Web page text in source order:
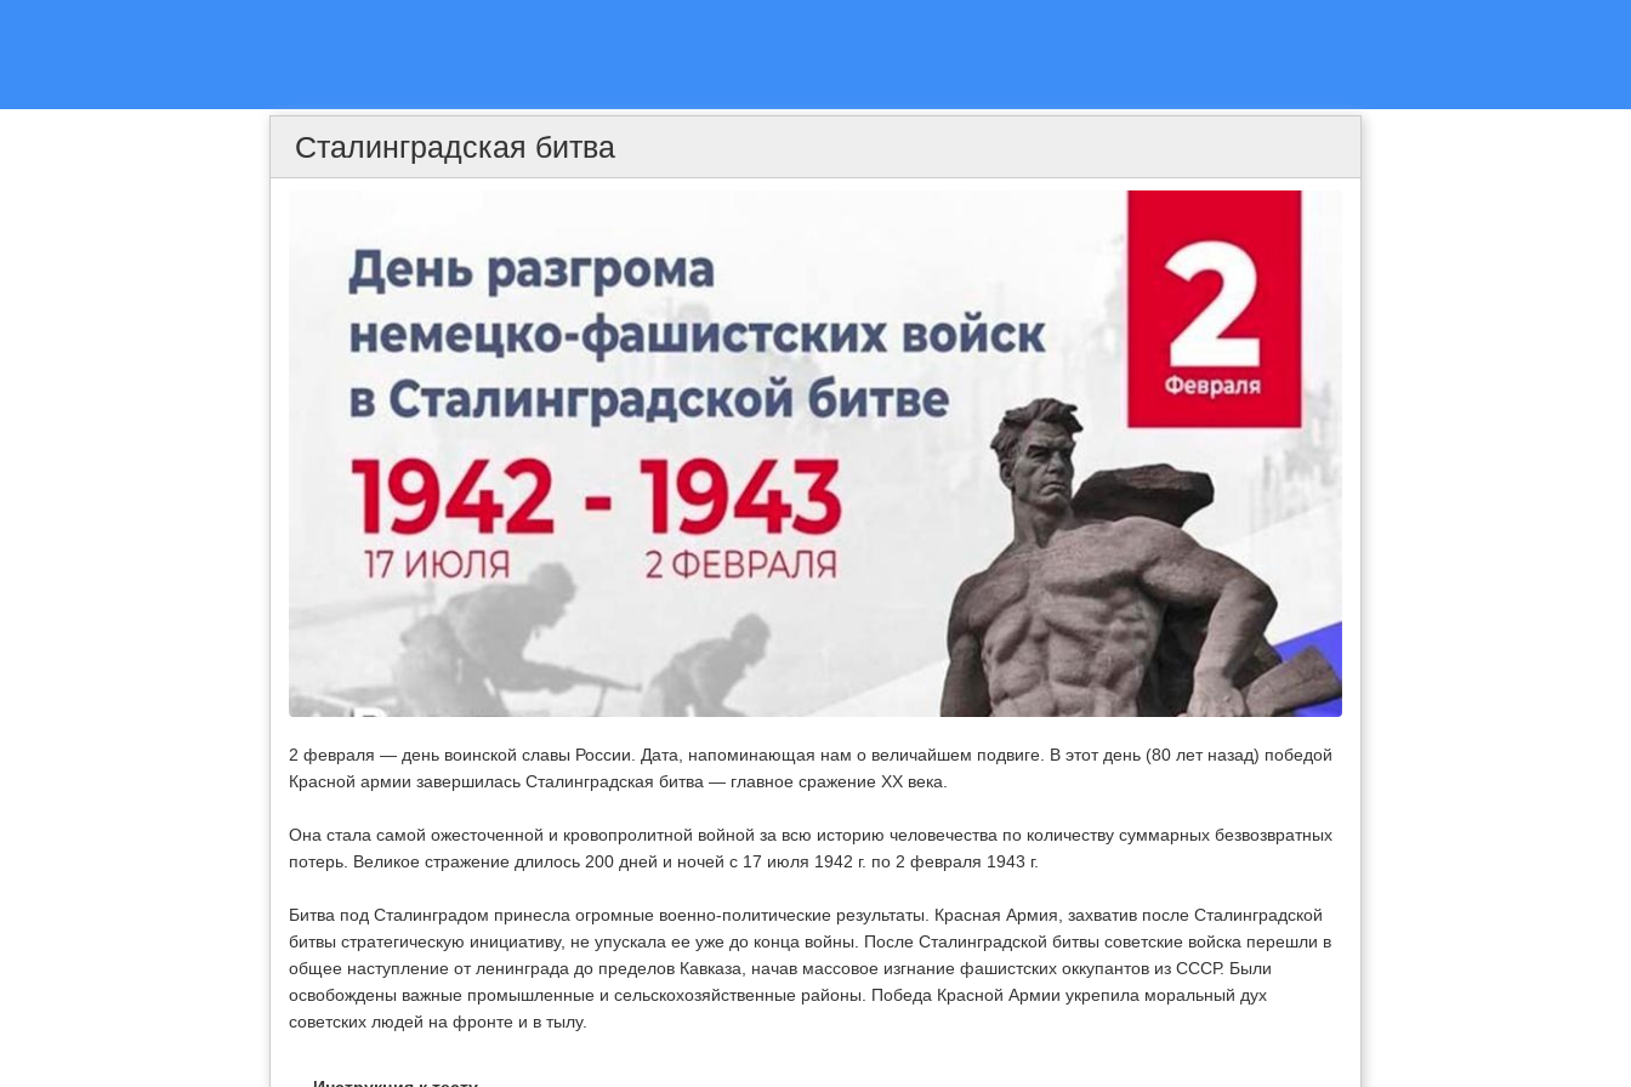
Сталинградская битва
2 февраля — день воинской славы России. Дата, напоминающая нам о величайшем подвиге. В этот день (80 лет назад) победой
Красной армии завершилась Сталинградская битва — главное сражение ХХ века.
Она стала самой ожесточенной и кровопролитной войной за всю историю человечества по количеству суммарных безвозвратных
потерь. Великое стражение длилось 200 дней и ночей с 17 июля 1942 г. по 2 февраля 1943 г.
Битва под Сталинградом принесла огромные военно-политические результаты. Красная Армия, захватив после Сталинградской
битвы стратегическую инициативу, не упускала ее уже до конца войны. После Сталинградской битвы советские войска перешли в
общее наступление от ленинграда до пределов Кавказа, начав массовое изгнание фашистских оккупантов из СССР. Были
освобождены важные промышленные и сельскохозяйственные районы. Победа Красной Армии укрепила моральный дух
советских людей на фронте и в тылу.